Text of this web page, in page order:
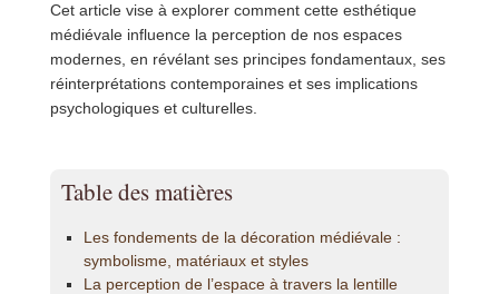
Cet article vise à explorer comment cette esthétique
médiévale influence la perception de nos espaces
modernes, en révélant ses principes fondamentaux, ses
réinterprétations contemporaines et ses implications
psychologiques et culturelles.
Table des matières
Les fondements de la décoration médiévale :
symbolisme, matériaux et styles
La perception de l’espace à travers la lentille